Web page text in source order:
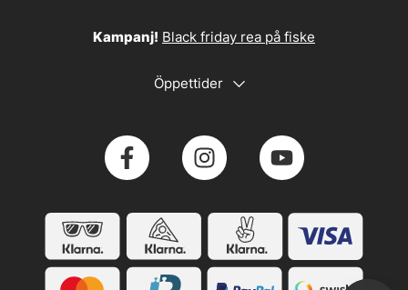
Kampanj! Black friday rea på fiske
Öppettider